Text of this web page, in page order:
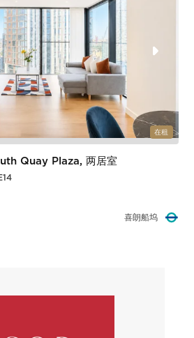
在租
Quay Plaza, 两居室
喜朗船坞